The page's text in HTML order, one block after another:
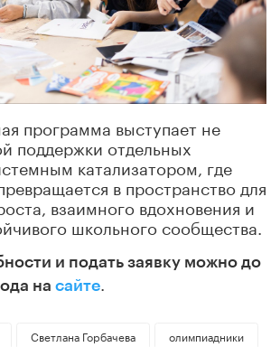
программа выступает не
поддержки отдельных
катализатором, где
в пространство для
взаимного вдохновения и
школьного сообщества.
и подать заявку можно до
на сайте
Светлана Горбачева
олимпиадники